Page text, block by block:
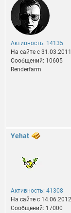
Активность: 14135
На сайте c 31.03.2011
Сообщений: 10605
Renderfarm
Yehat
Активность: 41308
На сайте c 14.06.2012
Сообщений: 17000